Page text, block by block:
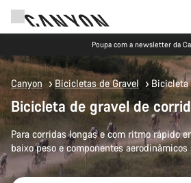
Poupa com a newsletter da
Canyon Bicicletas de Gravel Bicicleta
Bicicleta de gravel de
Para corridas longas e com ritmo rápido
baixo peso e componentes